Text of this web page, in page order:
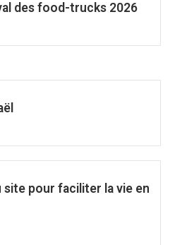
des food-trucks 2026
site pour faciliter la vie en